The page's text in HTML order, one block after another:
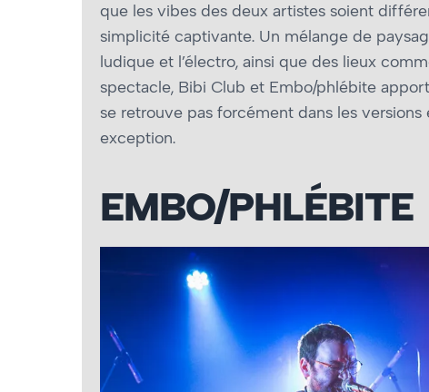
que les vibes des deux artistes soient
simplicité captivante. Un mélange de
ludique et l’électro, ainsi que des lieux
spectacle, Bibi Club et Embo/phlébite
se retrouve pas forcément dans les versions
exception.
EMBO/PHLÉBITE